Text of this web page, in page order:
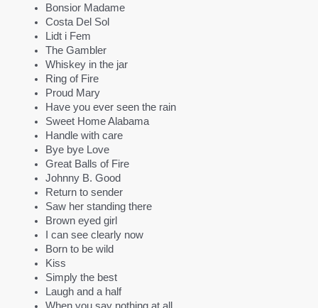
Bonsior Madame
Costa Del Sol
Lidt i Fem
The Gambler
Whiskey in the jar
Ring of Fire
Proud Mary
Have you ever seen the rain
Sweet Home Alabama
Handle with care
Bye bye Love
Great Balls of Fire
Johnny B. Good
Return to sender
Saw her standing there
Brown eyed girl
I can see clearly now
Born to be wild
Kiss
Simply the best
Laugh and a half